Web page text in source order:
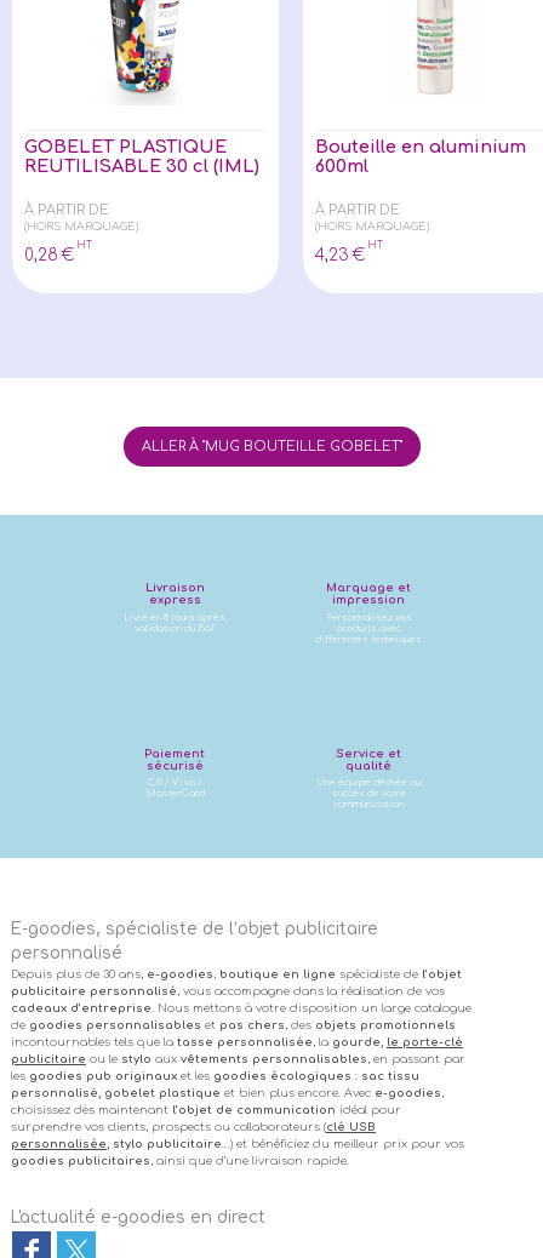
GOBELET PLASTIQUE
REUTILISABLE 30 cl (IML)
À PARTIR DE
(HORS MARQUAGE)
0,28 €
HT
Bouteille en aluminium
600ml
À PARTIR DE
(HORS MARQUAGE)
4,23 €
HT
ALLER À "MUG BOUTEILLE GOBELET"
Livraison
express
Livré en 8 jours après
validation du BàT
Marquage et
impression
Personnalisez vos
produits avec
différentes techniques
Paiement
sécurisé
CB / Visa /
MasterCard
Service et
qualité
Une équipe dédiée au
succès de votre
communication
E-goodies, spécialiste de l’objet publicitaire
personnalisé
Depuis plus de 30 ans, e-goodies , boutique en ligne spécialiste de l’objet
publicitaire personnalisé , vous accompagne dans la réalisation de vos
cadeaux d’entreprise. Nous mettons à votre disposition un large catalogue
de goodies personnalisables et pas chers , des objets promotionnels
incontournables tels que la tasse personnalisée , la gourde, le porte-clé
publicitaire ou le stylo aux vêtements personnalisables , en passant par
les goodies pub originauxet les goodies écologiques : sac tissu
personnalisé, gobelet plastique et bien plus encore. Avec e-goodies ,
choisissez dès maintenant l’objet de communication idéal pour
surprendre vos clients, prospects ou collaborateurs (clé USB
personnalisée, stylo publicitaire…) et bénéficiez du meilleur prix pour vos
goodies publicitaires , ainsi que d’une livraison rapide.
L'actualité e-goodies en direct